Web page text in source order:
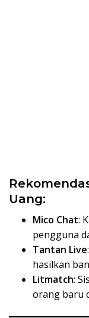
Uang:
Mico Chat:
pengguna
Tantan Live
hasilkan
Litmatch:
orang baru